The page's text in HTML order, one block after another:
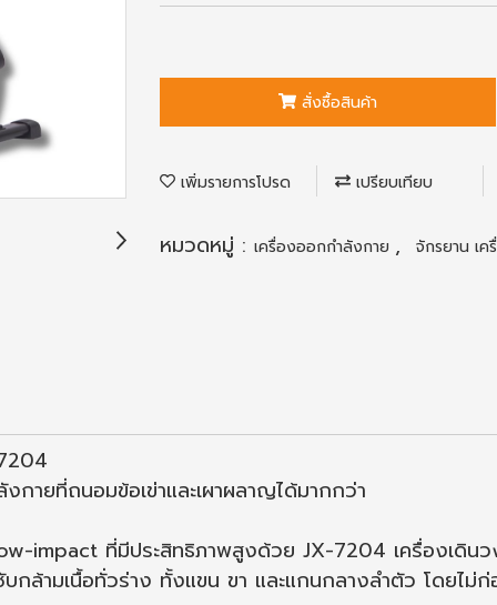
สั่งซื้อสินค้า
เพิ่มรายการโปรด เปรียบเทียบ
หมวดหมู่ : เครื่องออกกำลังกาย , จักรยาน เ
ายที่ถนอมข้อเข่าและเผาผลาญได้มากกว่า
impact ที่มีประสิทธิภาพสูงด้วย JX-7204 เครื่องเดิน
ล้ามเนื้อทั่วร่าง ทั้งแขน ขา และแกนกลางลำตัว โดยไม่ก่อ